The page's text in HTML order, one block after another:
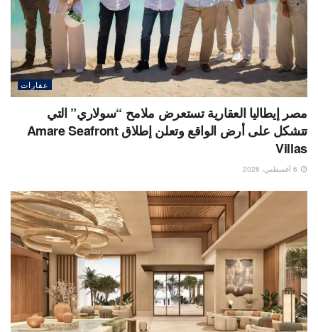
عقارات
مصر إيطاليا العقارية تستعرض ملامح “سولاري” التي
تتشكل على أرض الواقع وتعلن إطلاق Amare Seafront
Villas